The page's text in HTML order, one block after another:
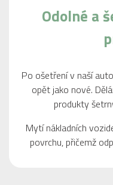
Odolné a
Po ošetření v naší
opět jako nové.
produkty
Mytí nákladních
povrchu, přičemž